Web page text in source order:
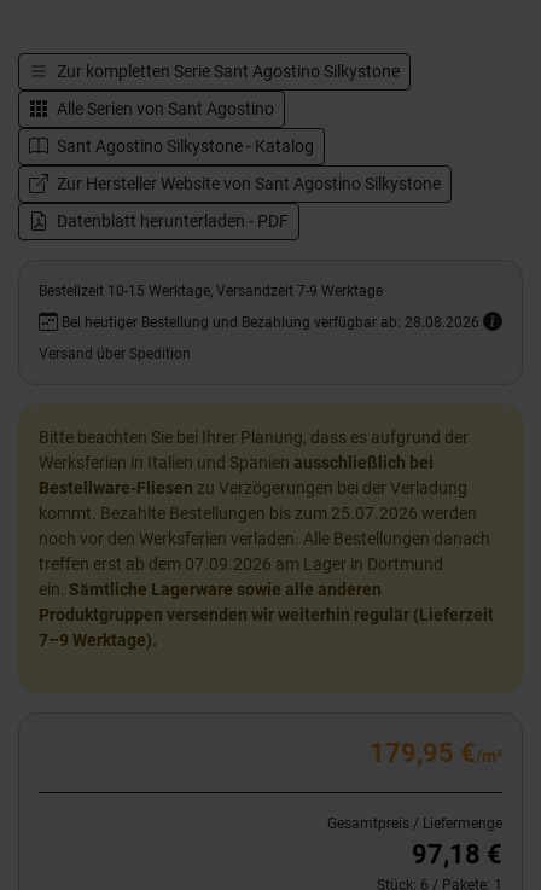
Zur kompletten Serie Sant Agostino Silkystone
Alle Serien von Sant Agostino
Sant Agostino Silkystone - Katalog
Zur Hersteller Website von Sant Agostino Silkystone
Datenblatt herunterladen - PDF
Bestellzeit 10-15 Werktage, Versandzeit 7-9 Werktage
Bei heutiger Bestellung und Bezahlung verfügbar ab: 28.08.2026
Versand über Spedition
Bitte beachten Sie bei Ihrer Planung, dass es aufgrund der
Werksferien in Italien und Spanien ausschließlich bei
Bestellware-Fliesen zu Verzögerungen bei der Verladung
kommt. Bezahlte Bestellungen bis zum 25.07.2026 werden
noch vor den Werksferien verladen. Alle Bestellungen danach
treffen erst ab dem 07.09.2026 am Lager in Dortmund
ein. Sämtliche Lagerware sowie alle anderen
Produktgruppen versenden wir weiterhin regulär (Lieferzeit
7–9 Werktage).
179,95 €/m²
Gesamtpreis / Liefermenge
97,18 €
Stück: 6 / Pakete: 1